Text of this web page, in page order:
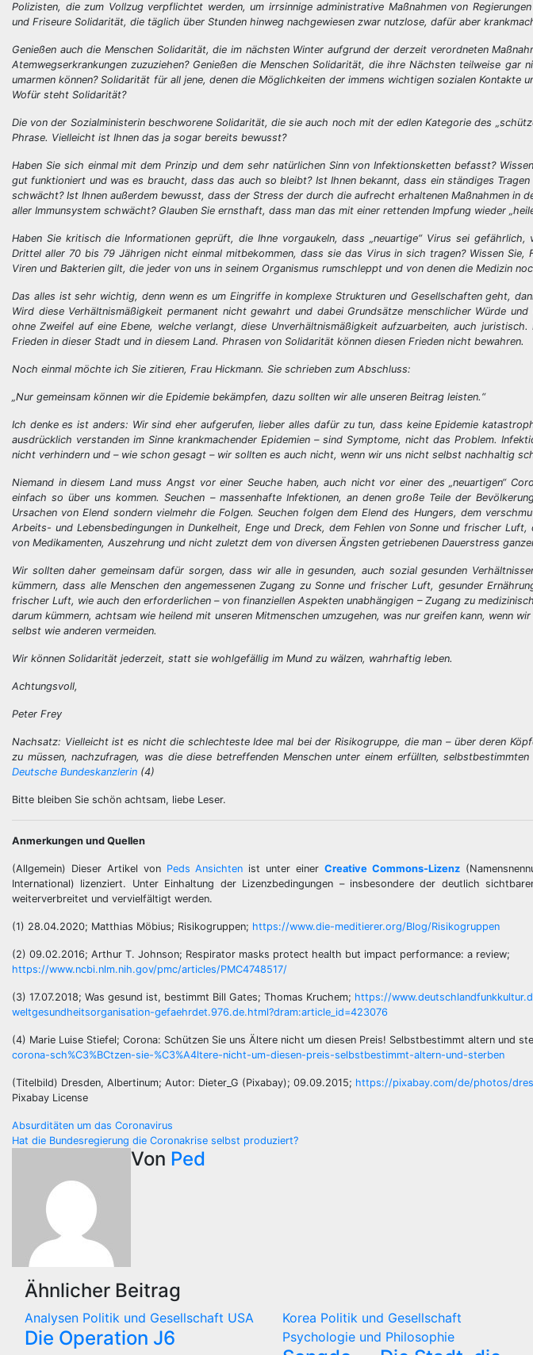
Polizisten, die zum Vollzug verpflichtet werden, um irrsinnige administrative Maßnahmen von
und Friseure Solidarität, die täglich über Stunden hinweg nachgewiesen zwar nutzlose, dafür aber
Genießen auch die Menschen Solidarität, die im nächsten Winter aufgrund der derzeit verordneten
Atemwegserkrankungen zuzuziehen? Genießen die Menschen Solidarität, die ihre Nächsten teilweise gar
umarmen können? Solidarität für all jene, denen die Möglichkeiten der immens wichtigen sozialen Kontakte
Wofür steht Solidarität?
Die von der Sozialministerin beschworene Solidarität, die sie auch noch mit der edlen Kategorie des
Phrase. Vielleicht ist Ihnen das ja sogar bereits bewusst?
Haben Sie sich einmal mit dem Prinzip und dem sehr natürlichen Sinn von Infektionsketten befasst?
gut funktioniert und was es braucht, dass das auch so bleibt? Ist Ihnen bekannt, dass ein ständiges
schwächt? Ist Ihnen außerdem bewusst, dass der Stress der durch die aufrecht erhaltenen Maßnahmen in
aller Immunsystem schwächt? Glauben Sie ernsthaft, dass man das mit einer rettenden Impfung wieder
Haben Sie kritisch die Informationen geprüft, die Ihne vorgaukeln, dass „neuartige“ Virus sei
Drittel aller 70 bis 79 Jährigen nicht einmal mitbekommen, dass sie das Virus in sich tragen? Wissen Sie,
Viren und Bakterien gilt, die jeder von uns in seinem Organismus rumschleppt und von denen die Medizin
Das alles ist sehr wichtig, denn wenn es um Eingriffe in komplexe Strukturen und Gesellschaften geht,
Wird diese Verhältnismäßigkeit permanent nicht gewahrt und dabei Grundsätze menschlicher Würde
ohne Zweifel auf eine Ebene, welche verlangt, diese Unverhältnismäßigkeit aufzuarbeiten, auch
Frieden in dieser Stadt und in diesem Land. Phrasen von Solidarität können diesen Frieden nicht bewahren.
Noch einmal möchte ich Sie zitieren, Frau Hickmann. Sie schrieben zum Abschluss:
„Nur gemeinsam können wir die Epidemie bekämpfen, dazu sollten wir alle unseren Beitrag leisten.“
Ich denke es ist anders: Wir sind eher aufgerufen, lieber alles dafür zu tun, dass keine Epidemie
ausdrücklich verstanden im Sinne krankmachender Epidemien – sind Symptome, nicht das Problem.
nicht verhindern und – wie schon gesagt – wir sollten es auch nicht, wenn wir uns nicht selbst nachhaltig
Niemand in diesem Land muss Angst vor einer Seuche haben, auch nicht vor einer des „neuartigen“
einfach so über uns kommen. Seuchen – massenhafte Infektionen, an denen große Teile der
Ursachen von Elend sondern vielmehr die Folgen. Seuchen folgen dem Elend des Hungers, dem
Arbeits- und Lebensbedingungen in Dunkelheit, Enge und Dreck, dem Fehlen von Sonne und frischer
von Medikamenten, Auszehrung und nicht zuletzt dem von diversen Ängsten getriebenen Dauerstress
Wir sollten daher gemeinsam dafür sorgen, dass wir alle in gesunden, auch sozial gesunden
kümmern, dass alle Menschen den angemessenen Zugang zu Sonne und frischer Luft, gesunder
frischer Luft, wie auch den erforderlichen – von finanziellen Aspekten unabhängigen – Zugang zu
darum kümmern, achtsam wie heilend mit unseren Mitmenschen umzugehen, was nur greifen kann, wenn
selbst wie anderen vermeiden.
Wir können Solidarität jederzeit, statt sie wohlgefällig im Mund zu wälzen, wahrhaftig leben.
Achtungsvoll,
Peter Frey
Nachsatz: Vielleicht ist es nicht die schlechteste Idee mal bei der Risikogruppe, die man – über deren
zu müssen, nachzufragen, was die diese betreffenden Menschen unter einem erfüllten,
Deutsche Bundeskanzlerin (4)
Bitte bleiben Sie schön achtsam, liebe Leser.
Anmerkungen und Quellen
(Allgemein) Dieser Artikel von Peds Ansichten ist unter einerCreative Commons-Lizenz
International) lizenziert. Unter Einhaltung der Lizenzbedingungen – insbesondere der deutlich
weiterverbreitet und vervielfältigt werden.
(1) 28.04.2020; Matthias Möbius; Risikogruppen; https://www.die-meditierer.org/Blog/Risikogruppen
(2) 09.02.2016; Arthur T. Johnson; Respirator masks protect health but impact performance: a review;
https://www.ncbi.nlm.nih.gov/pmc/articles/PMC4748517/
(3) 17.07.2018; Was gesund ist, bestimmt Bill Gates; Thomas Kruchem; https://
weltgesundheitsorganisation-gefaehrdet.976.de.html?dram:article_id=423076
(4) Marie Luise Stiefel; Corona: Schützen Sie uns Ältere nicht um diesen Preis! Selbstbestimmt altern und
corona-sch%C3%BCtzen-sie-%C3%A4ltere-nicht-um-diesen-preis-selbstbestimmt-altern-und-sterben
(Titelbild) Dresden, Albertinum; Autor: Dieter_G (Pixabay); 09.09.2015; https://pixabay.com/de/photos/
Pixabay License
Beitragsnavigation
Absurditäten um das Coronavirus
Hat die Bundesregierung die Coronakrise selbst produziert?
Von Ped
Ähnlicher Beitrag
Analysen Politik und Gesellschaft USA
Die Operation J6
Korea Politik und Gesellschaft
Psychologie und Philosophie